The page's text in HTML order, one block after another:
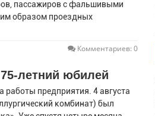
пассажиров с фальшивыми
образом проездных
Комментариев: 0
летний юбилей
предприятия. 4 августа
комбинат) был